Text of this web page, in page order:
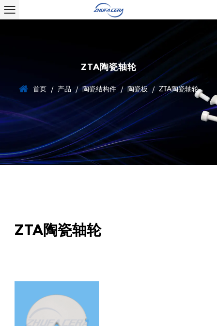
ZTA陶瓷轴轮
首页 / 产品 / 陶瓷结构件 / 陶瓷板 / ZTA陶瓷轴轮
ZTA陶瓷轴轮